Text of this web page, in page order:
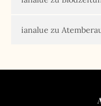
ianalue zu